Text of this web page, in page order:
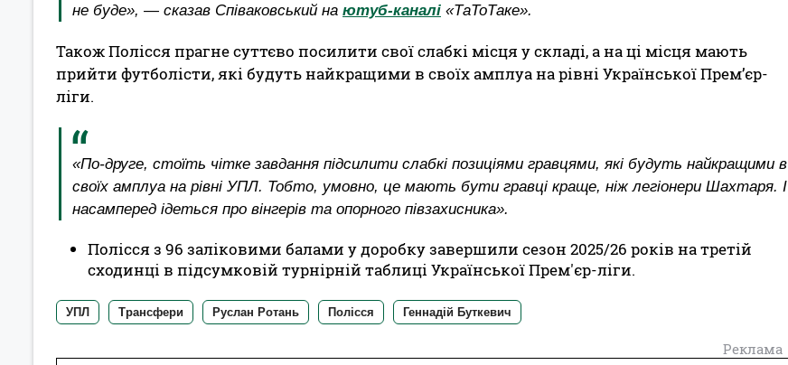
не буде», — сказав Співаковський на ютуб-каналі «ТаТоТаке».
Також Полісся прагне суттєво посилити свої слабкі місця у складі, а на ці місця мають
прийти футболісти, які будуть найкращими в своїх амплуа на рівні Української Прем’єр-
ліги.
«По-друге, стоїть чітке завдання підсилити слабкі позиціями гравцями, які будуть найкращими в
своїх амплуа на рівні УПЛ. Тобто, умовно, це мають бути гравці краще, ніж легіонери Шахтаря. І
насамперед ідеться про вінгерів та опорного півзахисника».
Полісся з 96 заліковими балами у доробку завершили сезон 2025/26 років на третій
сходинці в підсумковій турнірній таблиці Української Прем'єр-ліги.
УПЛ Трансфери Руслан Ротань Полісся Геннадій Буткевич
Реклама